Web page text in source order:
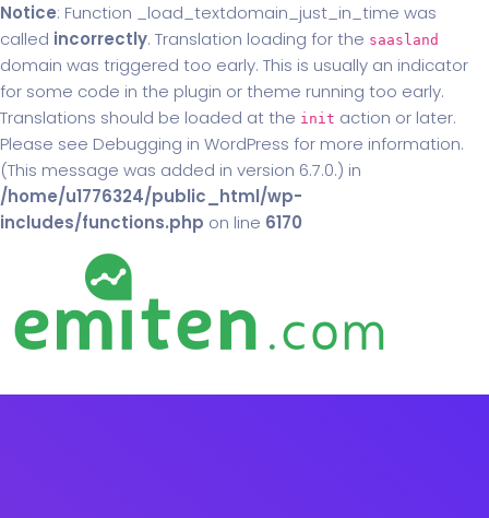
Notice: Function _load_textdomain_just_in_time was
called incorrectly. Translation loading for the saasland
domain was triggered too early. This is usually an indicator
for some code in the plugin or theme running too early.
Translations should be loaded at the init action or later.
Please see Debugging in WordPress for more information.
(This message was added in version 6.7.0.) in
/home/u1776324/public_html/wp-
includes/functions.php on line 6170